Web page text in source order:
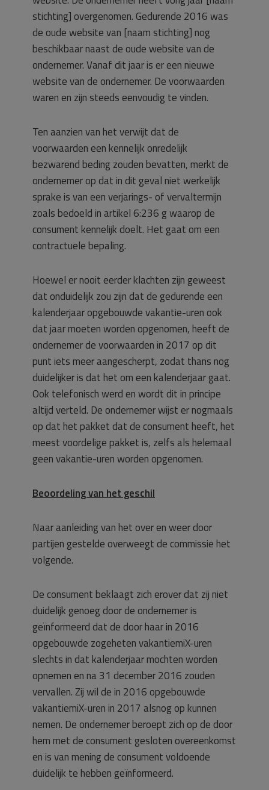
stichting] overgenomen. Gedurende 2016 was
de oude website van [naam stichting] nog
beschikbaar naast de oude website van de
ondernemer. Vanaf dit jaar is er een nieuwe
website van de ondernemer. De voorwaarden
waren en zijn steeds eenvoudig te vinden.
Ten aanzien van het verwijt dat de
voorwaarden een kennelijk onredelijk
bezwarend beding zouden bevatten, merkt de
ondernemer op dat in dit geval niet werkelijk
sprake is van een verjarings- of vervaltermijn
zoals bedoeld in artikel 6:236 g waarop de
consument kennelijk doelt. Het gaat om een
contractuele bepaling.
Hoewel er nooit eerder klachten zijn geweest
dat onduidelijk zou zijn dat de gedurende een
kalenderjaar opgebouwde vakantie-uren ook
dat jaar moeten worden opgenomen, heeft de
ondernemer de voorwaarden in 2017 op dit
punt iets meer aangescherpt, zodat thans nog
duidelijker is dat het om een kalenderjaar gaat.
Ook telefonisch werd en wordt dit in principe
altijd verteld. De ondernemer wijst er nogmaals
op dat het pakket dat de consument heeft, het
meest voordelige pakket is, zelfs als helemaal
geen vakantie-uren worden opgenomen.
Beoordeling van het geschil
Naar aanleiding van het over en weer door
partijen gestelde overweegt de commissie het
volgende.
De consument beklaagt zich erover dat zij niet
duidelijk genoeg door de ondernemer is
geïnformeerd dat de door haar in 2016
opgebouwde zogeheten vakantiemiX-uren
slechts in dat kalenderjaar mochten worden
opnemen en na 31 december 2016 zouden
vervallen. Zij wil de in 2016 opgebouwde
vakantiemiX-uren in 2017 alsnog op kunnen
nemen. De ondernemer beroept zich op de door
hem met de consument gesloten overeenkomst
en is van mening de consument voldoende
duidelijk te hebben geïnformeerd.